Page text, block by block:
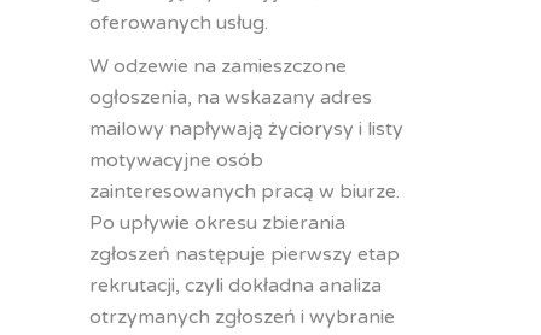
oferowanych usług.
W odzewie na zamieszczone
ogłoszenia, na wskazany adres
mailowy napływają życiorysy i listy
motywacyjne osób
zainteresowanych pracą w biurze.
Po upływie okresu zbierania
zgłoszeń następuje pierwszy etap
rekrutacji, czyli dokładna analiza
otrzymanych zgłoszeń i wybranie